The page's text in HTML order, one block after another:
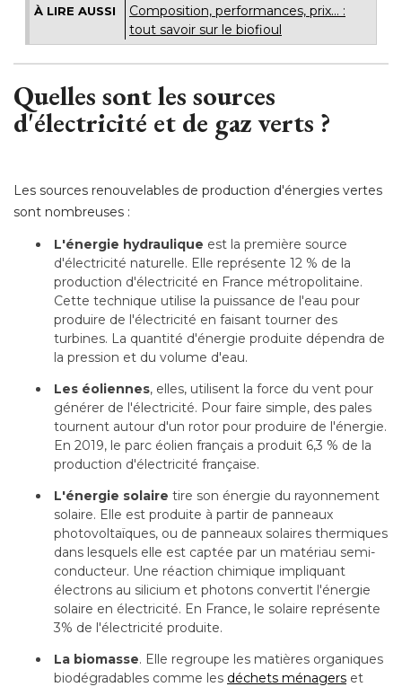
À LIRE AUSSI
Composition, performances, prix... :
tout savoir sur le biofioul
Quelles sont les sources
d'électricité et de gaz verts ?
Les sources renouvelables de production d'énergies vertes
sont nombreuses :
L'énergie hydraulique est la première source
d'électricité naturelle. Elle représente 12 % de la
production d'électricité en France métropolitaine.
Cette technique utilise la puissance de l'eau pour
produire de l'électricité en faisant tourner des
turbines. La quantité d'énergie produite dépendra de
la pression et du volume d'eau.
Les éoliennes, elles, utilisent la force du vent pour
générer de l'électricité. Pour faire simple, des pales
tournent autour d'un rotor pour produire de l'énergie.
En 2019, le parc éolien français a produit 6,3 % de la
production d'électricité française.
L'énergie solaire tire son énergie du rayonnement
solaire. Elle est produite à partir de panneaux
photovoltaïques, ou de panneaux solaires thermiques
dans lesquels elle est captée par un matériau semi-
conducteur. Une réaction chimique impliquant
électrons au silicium et photons convertit l'énergie
solaire en électricité. En France, le solaire représente
3% de l'électricité produite.
La biomasse. Elle regroupe les matières organiques
biodégradables comme les déchets ménagers et